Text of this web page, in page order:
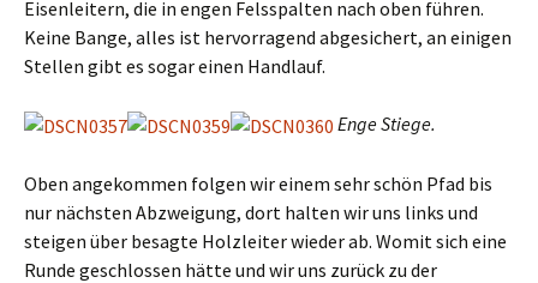
Eisenleitern, die in engen Felsspalten nach oben führen.
Keine Bange, alles ist hervorragend abgesichert, an einigen
Stellen gibt es sogar einen Handlauf.
Enge Stiege.
Oben angekommen folgen wir einem sehr schön Pfad bis
nur nächsten Abzweigung, dort halten wir uns links und
steigen über besagte Holzleiter wieder ab. Womit sich eine
Runde geschlossen hätte und wir uns zurück zu der